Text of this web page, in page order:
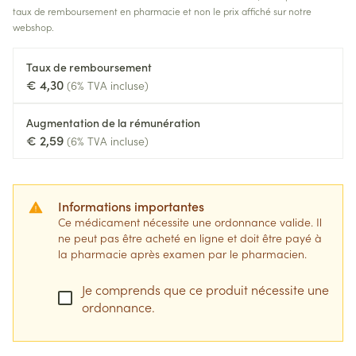
taux de remboursement en pharmacie et non le prix affiché sur notre
webshop.
Taux de remboursement
€ 4,30 (6% TVA incluse)
Augmentation de la rémunération
€ 2,59 (6% TVA incluse)
Informations importantes
Ce médicament nécessite une ordonnance valide. Il
ne peut pas être acheté en ligne et doit être payé à
la pharmacie après examen par le pharmacien.
Je comprends que ce produit nécessite une
ordonnance.